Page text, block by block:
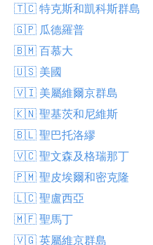
🇹🇨 特克斯和凱科斯群島
🇬🇵 瓜德羅普
🇧🇲 百慕大
🇺🇸 美國
🇻🇮 美屬維爾京群島
🇰🇳 聖基茨和尼維斯
🇧🇱 聖巴托洛繆
🇻🇨 聖文森及格瑞那丁
🇵🇲 聖皮埃爾和密克隆
🇱🇨 聖盧西亞
🇲🇫 聖馬丁
🇻🇬 英屬維京群島